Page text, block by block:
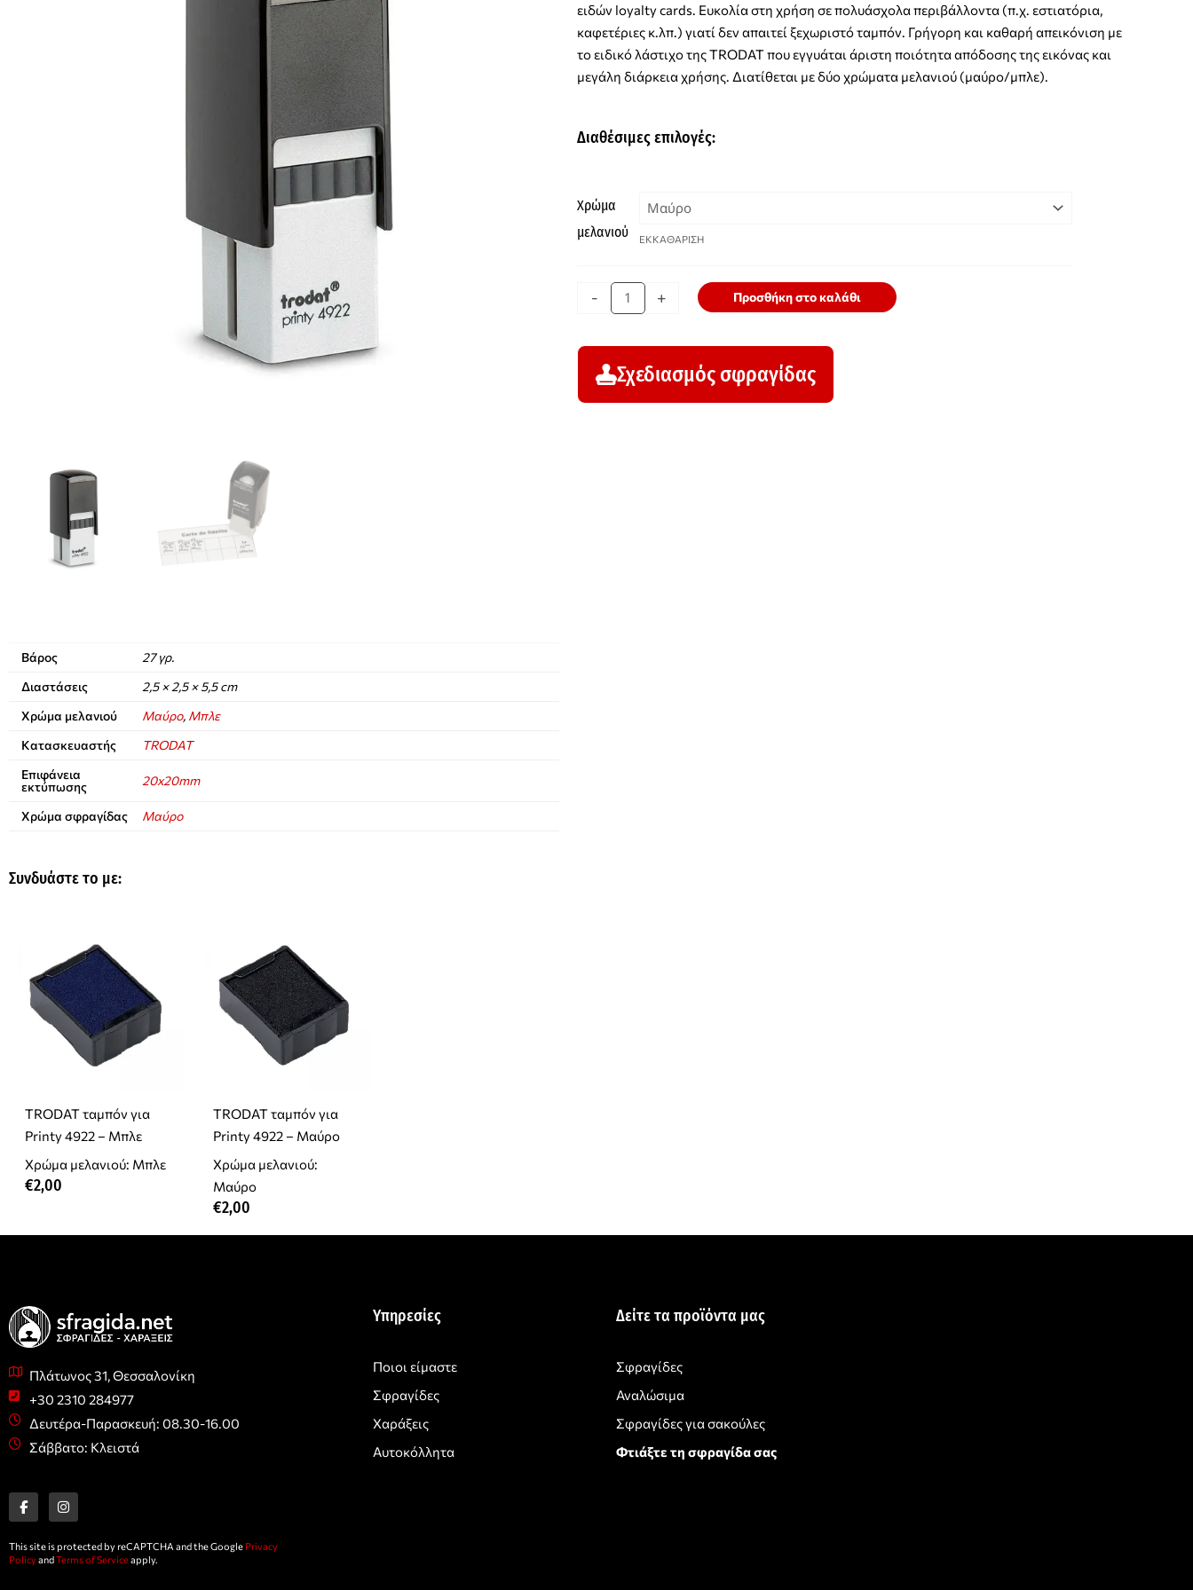
Βάρος
27 γρ.
Διαστάσεις
2,5 × 2,5 × 5,5 cm
Χρώμα μελανιού
Μαύρο, Μπλε
Κατασκευαστής
TRODAT
Επιφάνεια
εκτύπωσης
20x20mm
Χρώμα σφραγίδας Μαύρο
Συνδυάστε το με:
TRODAT ταμπόν για
Printy 4922 – Μπλε
Χρώμα μελανιού: Μπλε
€2,00
TRODAT ταμπόν για
Printy 4922 – Μαύρο
Χρώμα μελανιού:
Μαύρο
€2,00
ειδών loyalty cards. Ευκολία στη χρήση σε πολυάσχολα περιβάλλοντα (π.χ. εστιατόρια,
καφετέριες κ.λπ.) γιατί δεν απαιτεί ξεχωριστό ταμπόν. Γρήγορη και καθαρή απεικόνιση με
το ειδικό λάστιχο της TRODAT που εγγυάται άριστη ποιότητα απόδοσης της εικόνας και
μεγάλη διάρκεια χρήσης. Διατίθεται με δύο χρώματα μελανιού (μαύρο/μπλε).
Διαθέσιμες επιλογές:
Χρώμα
μελανιού
ΕΚΚΑΘΑΡΙΣΗ
-
TRODAT
Printy
4922
σήμανσης
κουπονιών
+ Προσθήκη στο καλάθι
Σχεδιασμός σφραγίδας
Πλάτωνος 31, Θεσσαλονίκη
+30 2310 284977
Δευτέρα-Παρασκευή: 08.30-16.00
Σάββατο: Κλειστά
a
c
e
o
o
n
s
t
g
r
This site is protected by reCAPTCHA and the Google Privacy
PolicyandTerms of Serviceapply.
Υπηρεσίες
Ποιοι είμαστε
Σφραγίδες
Χαράξεις
Αυτοκόλλητα
Δείτε τα προϊόντα μας
Σφραγίδες
Αναλώσιμα
Σφραγίδες για σακούλες
Φτιάξτε τη σφραγίδα σας